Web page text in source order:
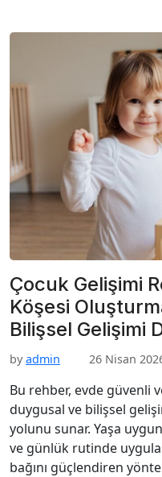
Çocuk Gelişimi
Köşesi
Bilişsel Gelişimi
by admin 26 Nisan
Bu rehber, evde güvenli
duygusal ve bilişsel
yolunu sunar. Yaşa
ve günlük rutinde
bağını güçlendiren